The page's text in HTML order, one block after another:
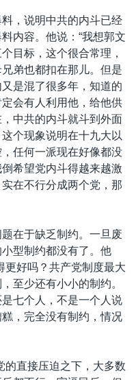
，说明中共的内斗已经
内容。他说：“我想郭文
目标，这个很合常理，
弟也都扣在那儿。但是
是混了很多年，知道的
会有人利用他，给他供
中共的内斗就斗到外面
个现象说明在十九大以
任何一派现在好像都没
希望党内斗得越来越激
在不行分成两个党，那
在于缺乏制约。一旦废
型制约都没有了。他
更好吗？共产党制度最大
至少还有小小的制约。
七个人，不是一个人说
，完全没有制约，情况
的直接压迫之下，大多数